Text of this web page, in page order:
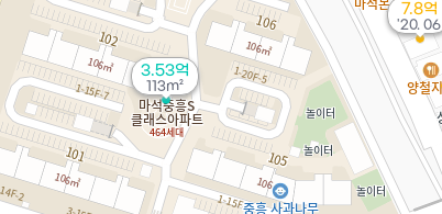
3.53억
113m²
7.8억
'20. 06